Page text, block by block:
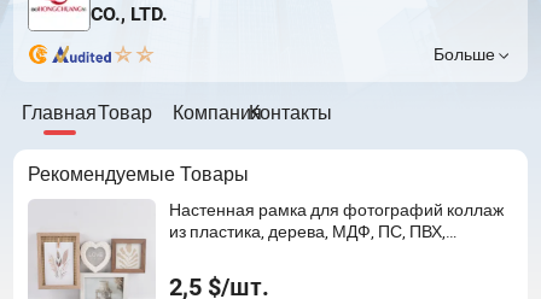
CO., LTD.
Больше
ГлавнаяТовар КомпанияКонтакты
Рекомендуемые Товары
Настенная рамка для фотографий коллаж
из пластика, дерева, МДФ, ПС, ПВХ,
дюйм 6X8 дюйма для домашнего декора
2,5 $/шт.